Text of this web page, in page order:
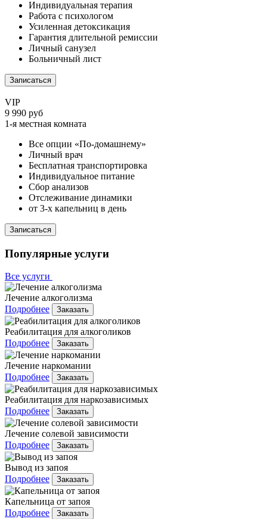
Индивидуальная терапия
Работа с психологом
Усиленная детоксикация
Гарантия длительной ремиссии
Личный санузел
Больничный лист
Записаться
VIP
9 990 руб
1-я местная комната
Все опции «По-домашнему»
Личный врач
Бесплатная транспортировка
Индивидуальное питание
Сбор анализов
Отслеживание динамики
от 3-х капельниц в день
Записаться
Популярные услуги
Все услуги
Лечение алкоголизма
Подробнее
Заказать
Реабилитация для алкоголиков
Подробнее
Заказать
Лечение наркомании
Подробнее
Заказать
Реабилитация для наркозависимых
Подробнее
Заказать
Лечение солевой зависимости
Подробнее
Заказать
Вывод из запоя
Подробнее
Заказать
Капельница от запоя
Подробнее
Заказать